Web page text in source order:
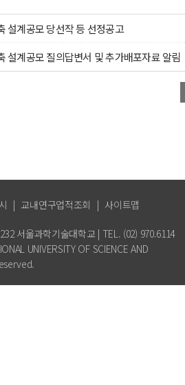
설계공모 당선작 등 선정공고
설계공모 질의답변서 및 추가배포자료 알림
| 교내연구업적조회 | 사이트맵
서울과학기술대학교 | TEL. (02) 970.6114
UNIVERSITY OF SCIENCE AND